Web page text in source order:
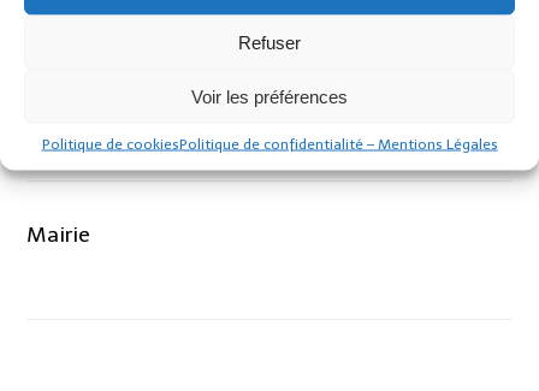
Refuser
Voir les préférences
Politique de cookiesPolitique de confidentialité – Mentions Légales
situations à risque chez les
Urbanisme
Mairie